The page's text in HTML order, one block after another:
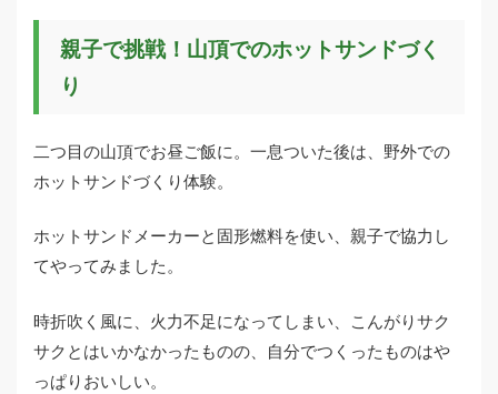
親子で挑戦！山頂でのホットサンドづく
り
二つ目の山頂でお昼ご飯に。一息ついた後は、野外での
ホットサンドづくり体験。
ホットサンドメーカーと固形燃料を使い、親子で協力し
てやってみました。
時折吹く風に、火力不足になってしまい、こんがりサク
サクとはいかなかったものの、自分でつくったものはや
っぱりおいしい。